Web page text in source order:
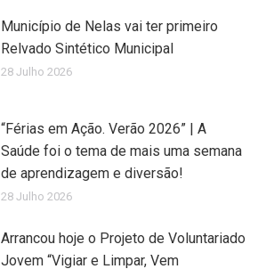
Município de Nelas vai ter primeiro
Relvado Sintético Municipal
28 Julho 2026
“Férias em Ação. Verão 2026” | A
Saúde foi o tema de mais uma semana
de aprendizagem e diversão!
28 Julho 2026
Arrancou hoje o Projeto de Voluntariado
Jovem “Vigiar e Limpar, Vem